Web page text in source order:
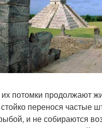
потомки продолжают
перенося частые
и не собираются